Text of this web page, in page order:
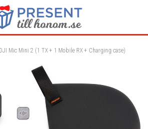
Mic Mini 2 (1 TX + 1 Mobile RX + Charging case)